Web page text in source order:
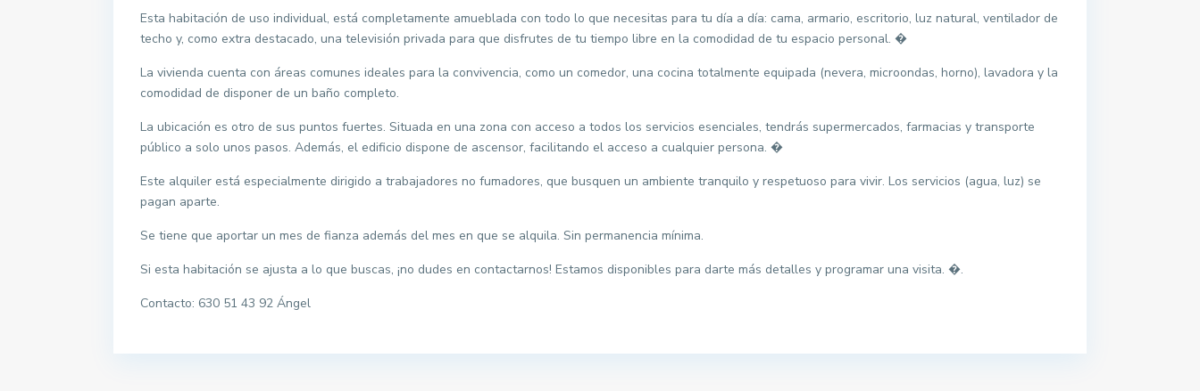
Esta habitación de uso individual, está completamente amueblada con todo lo que necesitas para tu día a día: cama, armario, escritorio, luz natural, ventilador de
techo y, como extra destacado, una televisión privada para que disfrutes de tu tiempo libre en la comodidad de tu espacio personal. �
La vivienda cuenta con áreas comunes ideales para la convivencia, como un comedor, una cocina totalmente equipada (nevera, microondas, horno), lavadora y la
comodidad de disponer de un baño completo.
La ubicación es otro de sus puntos fuertes. Situada en una zona con acceso a todos los servicios esenciales, tendrás supermercados, farmacias y transporte
público a solo unos pasos. Además, el edificio dispone de ascensor, facilitando el acceso a cualquier persona. �
Este alquiler está especialmente dirigido a trabajadores no fumadores, que busquen un ambiente tranquilo y respetuoso para vivir. Los servicios (agua, luz) se
pagan aparte.
Se tiene que aportar un mes de fianza además del mes en que se alquila. Sin permanencia mínima.
Si esta habitación se ajusta a lo que buscas, ¡no dudes en contactarnos! Estamos disponibles para darte más detalles y programar una visita. �.
Contacto: 630 51 43 92 Ángel